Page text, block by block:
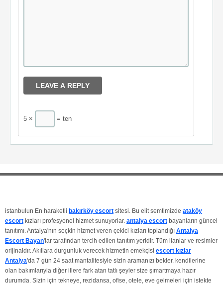
5 × = ten
istanbulun En haraketli bakırköy escort sitesi. Bu elit semtimizde ataköy
escort kızları profesyonel hizmet sunuyorlar. antalya escort bayanların güncel
tanıtımı. Antalya'nın seçkin hizmet veren çekici kızları toplandığı Antalya
Escort Bayan'lar tarafından tercih edilen tanıtım yeridir. Tüm ilanlar ve resimler
orijinaldır. Akıllara durgunluk verecek hizmetin emekçisi escort kızlar
Antalya'da 7 gün 24 saat mantalitesiyle sizin aramanızı bekler. kendilerine
olan bakımlarıyla diğer illere fark atan tatlı şeyler size şımartmaya hazır
durumda. Sizin için tekneye, rezidansa, ofise, otele, eve gelmeleri için istekte